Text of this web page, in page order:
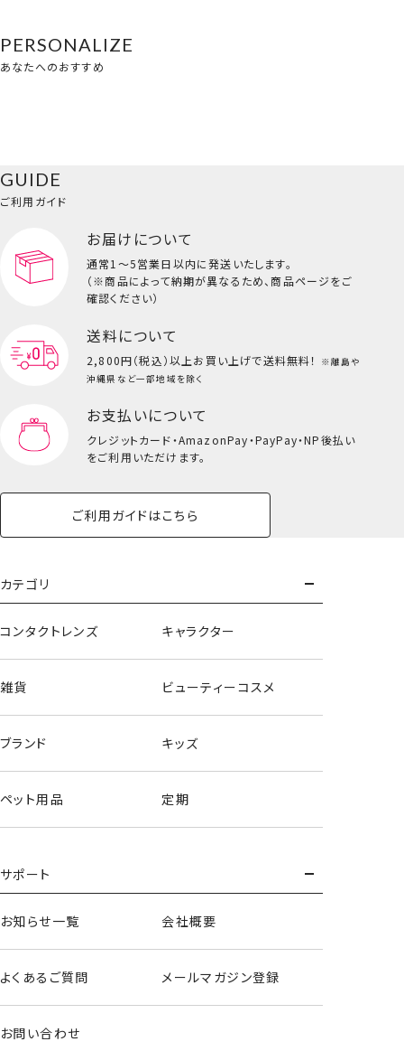
PERSONALIZE
あなたへのおすすめ
GUIDE
ご利用ガイド
お届けについて
通常1～5営業日以内に発送いたします。
（※商品によって納期が異なるため、商品ページをご
確認ください）
送料について
2,800円（税込）以上お買い上げで送料無料！
※離島や
沖縄県など一部地域を除く
お支払いについて
クレジットカード・AmazonPay・PayPay・NP後払い
をご利用いただけます。
ご利用ガイドはこちら
カテゴリ
コンタクトレンズ キャラクター
雑貨 ビューティーコスメ
ブランド キッズ
ペット用品 定期
サポート
お知らせ一覧 会社概要
よくあるご質問 メールマガジン登録
お問い合わせ